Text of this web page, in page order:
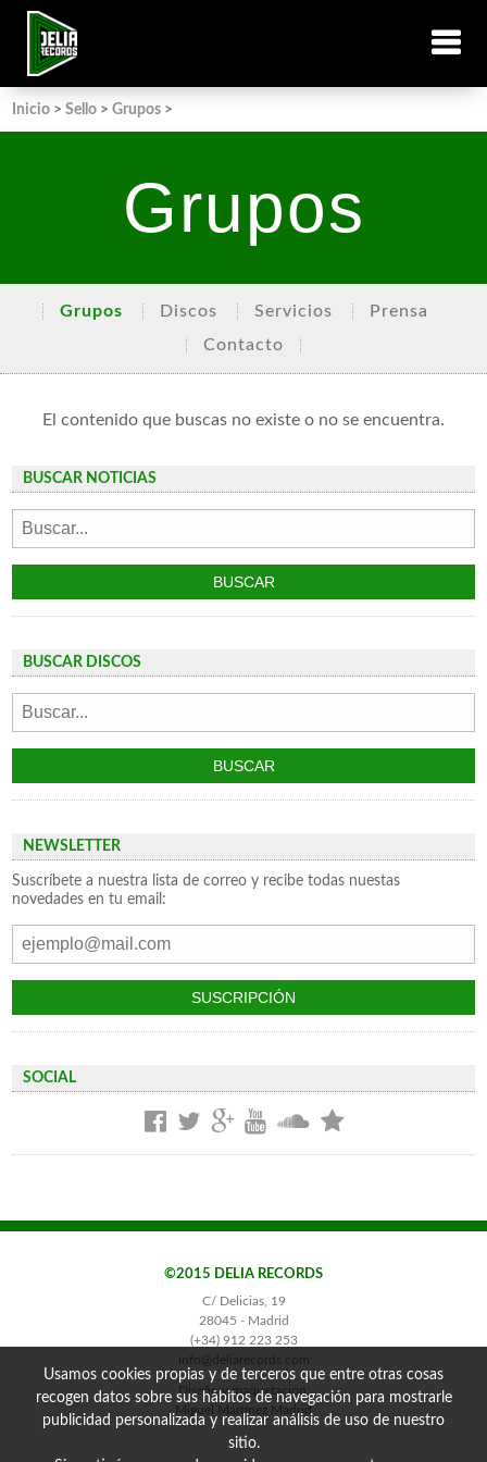
Inicio >Sello >Grupos >
Grupos
Grupos Discos Servicios
Prensa
Contacto
El contenido que buscas no existe o no se encuentra.
BUSCAR NOTICIAS
BUSCAR DISCOS
NEWSLETTER
Suscríbete a nuestra lista de correo y recibe todas nuestas
novedades en tu email:
SOCIAL
©2015 DELIA RECORDS
C/ Delicias, 19
28045 - Madrid
(+34) 912 223 253
info@deliarecords.com
Diseño y maquetación:
Miguel Martínez Madrid
Usamos cookies propias y de terceros que entre otras cosas
recogen datos sobre sus hábitos de navegación para mostrarle
publicidad personalizada y realizar análisis de uso de nuestro
sitio.